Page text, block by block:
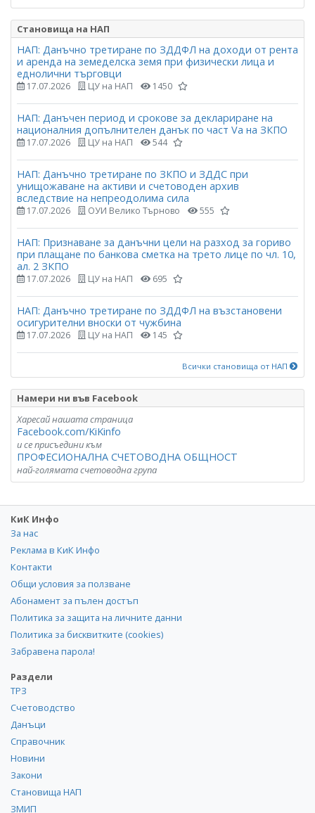
Становища на НАП
НАП: Данъчно третиране по ЗДДФЛ на доходи от рента
и аренда на земеделска земя при физически лица и
еднолични търговци
17.07.2026 ЦУ на НАП 1450
НАП: Данъчен период и срокове за деклариране на
националния допълнителен данък по част Vа на ЗКПО
17.07.2026 ЦУ на НАП 544
НАП: Данъчно третиране по ЗКПО и ЗДДС при
унищожаване на активи и счетоводен архив
вследствие на непреодолима сила
17.07.2026 ОУИ Велико Търново 555
НАП: Признаване за данъчни цели на разход за гориво
при плащане по банкова сметка на трето лице по чл. 10,
ал. 2 ЗКПО
17.07.2026 ЦУ на НАП 695
НАП: Данъчно третиране по ЗДДФЛ на възстановени
осигурителни вноски от чужбина
17.07.2026 ЦУ на НАП 145
Всички становища от НАП
Намери ни във Facebook
Харесай нашата страница
Facebook.com/KiKinfo
и се присъедини към
ПРОФЕСИОНАЛНА СЧЕТОВОДНА ОБЩНОСТ
най-голямата счетоводна група
КиК Инфо
За нас
Реклама в КиК Инфо
Контакти
Общи условия за ползване
Абонамент за пълен достъп
Политика за защита на личните данни
Политика за бисквитките (cookies)
Забравена парола!
Раздели
ТРЗ
Счетоводство
Данъци
Справочник
Новини
Закони
Становища НАП
ЗМИП